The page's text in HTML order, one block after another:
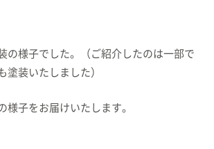
の様子でした。（ご紹介したのは一部で
塗装いたしました）
様子をお届けいたします。